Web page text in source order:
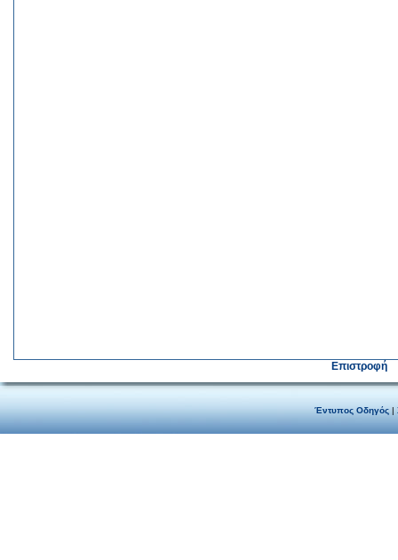
Επιστροφή
Έντυπος Οδηγός|